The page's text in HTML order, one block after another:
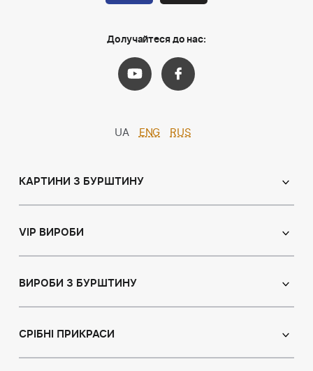
Долучайтеся до нас:
UA ENG RUS
КАРТИНИ З БУРШТИНУ
Іменні ікони
Натюрморт
Мисливська тема
VIP ВИРОБИ
Ікони з пластин
ВИРОБИ З БУРШТИНУ
Браслети
СРІБНІ ПРИКРАСИ